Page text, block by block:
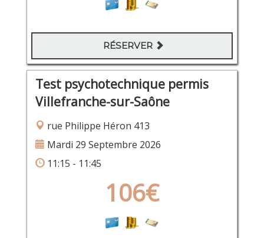
RÉSERVER
Test psychotechnique permis
Villefranche-sur-Saône
rue Philippe Héron 413
Mardi 29 Septembre 2026
11:15 - 11:45
106€